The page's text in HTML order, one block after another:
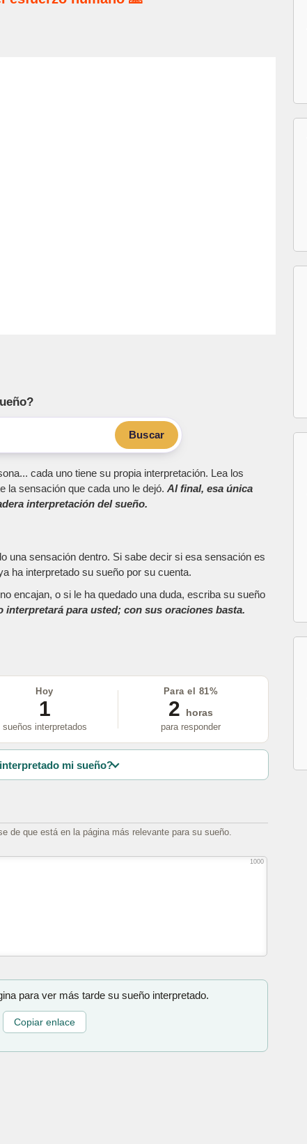
Buscar
cada uno tiene su propia interpretación. Lea los
la sensación que cada uno le dejó. Al final, esa única
interpretación del sueño.
una sensación dentro. Si sabe decir si esa sensación es
ha interpretado su sueño por su cuenta.
encajan, o si le ha quedado una duda, escriba su sueño
interpretará para usted; con sus oraciones basta.
Hoy
1
sueños interpretados
Para el 81%
2
horas
para responder
mi sueño?
de que está en la página más relevante para su sueño.
1000
para ver más tarde su sueño interpretado.
Copiar enlace